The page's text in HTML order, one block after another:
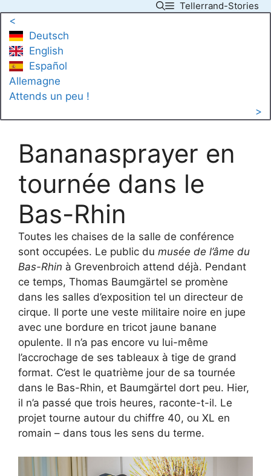
content
Tellerrand-Stories
<
Deutsch
English
Español
Allemagne
Attends un peu !
>
Bananasprayer en
tournée dans le
Bas-Rhin
Toutes les chaises de la salle de conférence
sont occupées. Le public du musée de l’âme du
Bas-Rhin à Grevenbroich attend déjà. Pendant
ce temps, Thomas Baumgärtel se promène
dans les salles d’exposition tel un directeur de
cirque. Il porte une veste militaire noire en jupe
avec une bordure en tricot jaune banane
opulente. Il n’a pas encore vu lui-même
l’accrochage de ses tableaux à tige de grand
format. C’est le quatrième jour de sa tournée
dans le Bas-Rhin, et Baumgärtel dort peu. Hier,
il n’a passé que trois heures, raconte-t-il. Le
projet tourne autour du chiffre 40, ou XL en
romain – dans tous les sens du terme.